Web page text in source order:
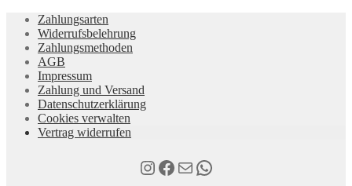
Zahlungsarten
Widerrufsbelehrung
Zahlungsmethoden
AGB
Impressum
Zahlung und Versand
Datenschutzerklärung
Cookies verwalten
Vertrag widerrufen
Instagram
Facebook
E-MailWhatsApp